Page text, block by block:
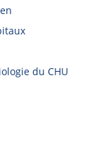
du CHU